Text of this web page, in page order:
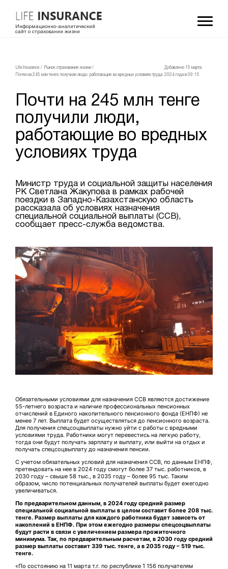
Информационно-аналитический
сайт о страховании жизни
LifeInsurance / Рынок страхования жизни /
Почти на 245 млн тенге получили люди, работающие во вредных условиях труда
Добавлено 15 мартa
2024 года в 09:15
Почти на 245 млн тенге
получили люди,
работающие во вредных
условиях труда
Министр труда и социальной защиты населения
РК Светлана Жакупова в рамках рабочей
поездки в Западно-Казахстанскую область
рассказала об условиях назначения
специальной социальной выплаты (ССВ),
сообщает пресс-служба ведомства.
Обязательными условиями для назначения ССВ являются достижение
55-летнего возраста и наличие профессиональных пенсионных
отчислений в Единого накопительного пенсионного фонда (ЕНПФ) не
менее 7 лет. Выплата будет осуществляться до пенсионного возраста.
Для получения спецсоцвыплаты нужно уйти с работы с вредными
условиями труда. Работники могут перевестись на легкую работу,
тогда они будут получать зарплату и выплату, или выйти на отдых и
получать спецсоцвыплату до назначения пенсии.
С учетом обязательных условий для назначения ССВ, по данным ЕНПФ,
претендовать на нее в 2024 году смогут более 37 тыс. работников, в
2030 году – свыше 58 тыс., в 2035 году – более 95 тыс. Таким
образом, число потенциальных получателей выплаты будет ежегодно
увеличиваться.
По предварительном данным, в 2024 году средний размер
специальной социальной выплаты в целом составит более 208 тыс.
тенге. Размер выплаты для каждого работника будет зависеть от
накоплений в ЕНПФ. При этом ежегодно размеры спецсоцвыплаты
будут расти в связи с увеличением размера прожиточного
минимума. Так, по предварительным расчетам, в 2030 году средний
размер выплаты составит 339 тыс. тенге, а в 2035 году – 519 тыс.
тенге.
«По состоянию на 11 марта т.г. по республике 1 156 получателям